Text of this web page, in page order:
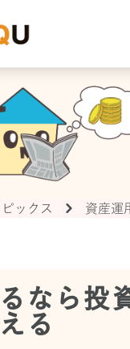
ピックス 資産運
るなら投
る